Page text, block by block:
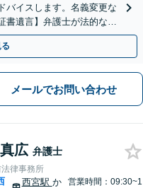
バイスします。名義変更な
書遺言】弁護士が法的な観
メールでお問い合わせ
広 弁護士
律事務所
西宮駅 か
営業時間：09:30~1